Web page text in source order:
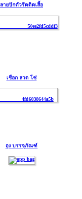
ลายปักตัวรีดติดเสื้อ
เชือก ลวด โซ่
ถุง บรรจุภัณฑ์